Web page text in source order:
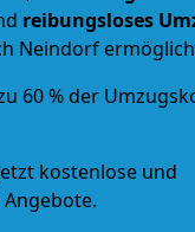
reibungsloses
Neindorf
60 % der
kostenlose und